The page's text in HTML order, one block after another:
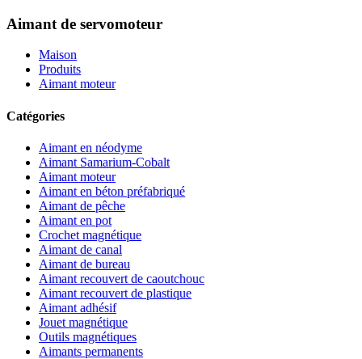
Aimant de servomoteur
Maison
Produits
Aimant moteur
Catégories
Aimant en néodyme
Aimant Samarium-Cobalt
Aimant moteur
Aimant en béton préfabriqué
Aimant de pêche
Aimant en pot
Crochet magnétique
Aimant de canal
Aimant de bureau
Aimant recouvert de caoutchouc
Aimant recouvert de plastique
Aimant adhésif
Jouet magnétique
Outils magnétiques
Aimants permanents